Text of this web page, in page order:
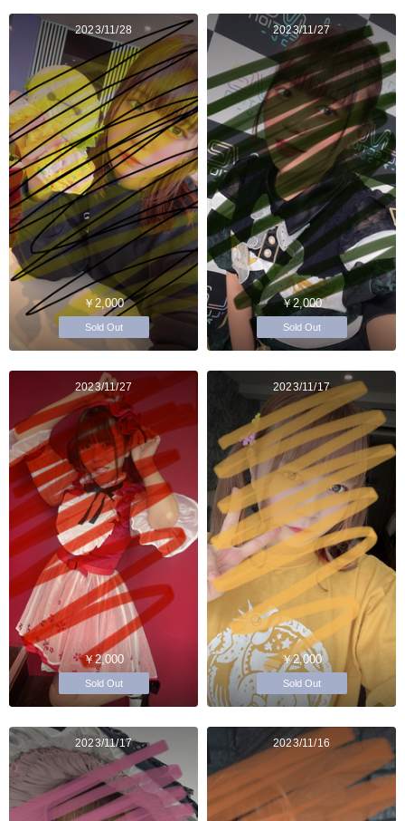
2023/11/28
￥2,000
Sold Out
2023/11/27
￥2,000
Sold Out
2023/11/27
￥2,000
Sold Out
2023/11/17
￥2,000
Sold Out
2023/11/17 2023/11/16